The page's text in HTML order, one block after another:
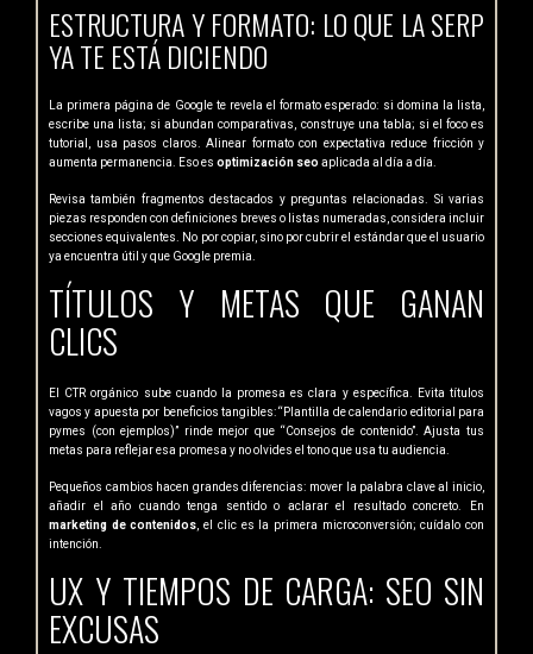
ESTRUCTURA Y FORMATO: LO QUE LA SERP
YA TE ESTÁ DICIENDO
La primera página de Google te revela el formato esperado: si domina la lista,
escribe una lista; si abundan comparativas, construye una tabla; si el foco es
tutorial, usa pasos claros. Alinear formato con expectativa reduce fricción y
aumenta permanencia. Eso es optimización seo aplicada al día a día.
Revisa también fragmentos destacados y preguntas relacionadas. Si varias
piezas responden con definiciones breves o listas numeradas, considera incluir
secciones equivalentes. No por copiar, sino por cubrir el estándar que el usuario
ya encuentra útil y que Google premia.
TÍTULOS Y METAS QUE GANAN
CLICS
El CTR orgánico sube cuando la promesa es clara y específica. Evita títulos
vagos y apuesta por beneficios tangibles: “Plantilla de calendario editorial para
pymes (con ejemplos)” rinde mejor que “Consejos de contenido”. Ajusta tus
metas para reflejar esa promesa y no olvides el tono que usa tu audiencia.
Pequeños cambios hacen grandes diferencias: mover la palabra clave al inicio,
añadir el año cuando tenga sentido o aclarar el resultado concreto. En
marketing de contenidos , el clic es la primera microconversión; cuídalo con
intención.
UX Y TIEMPOS DE CARGA: SEO SIN
EXCUSAS